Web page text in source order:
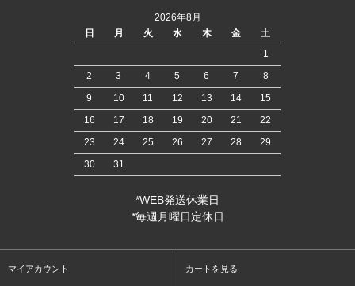
2026年8月
日
月 火 水 木 金
土
1
2
3 4 5 6 7
8
9
10 11 12 13 14
15
16
17 18 19 20 21
22
23
24 25 26 27 28
29
30
31
*WEB発送休業日
*毎週月曜日定休日
マイアカウント カートを見る